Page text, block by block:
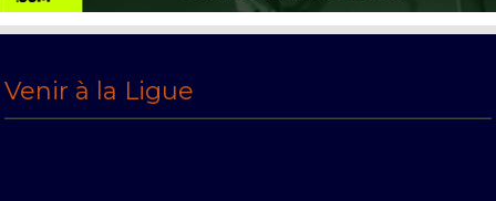
Venir à la Ligue